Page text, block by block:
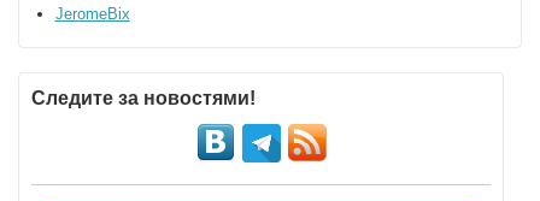
JeromeBix
Следите за новостями!